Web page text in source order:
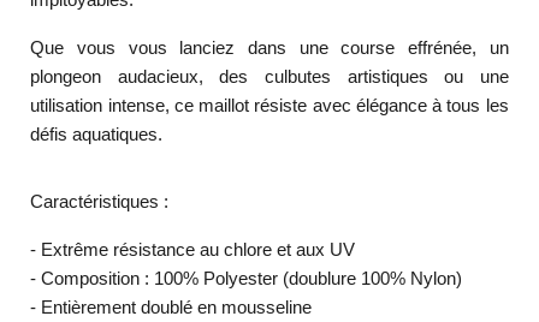
Que vous vous lanciez dans une course effrénée, un
plongeon audacieux, des culbutes artistiques ou une
utilisation intense, ce maillot résiste avec élégance à tous les
défis aquatiques.
Caractéristiques :
- Extrême résistance au chlore et aux UV
- Composition : 100% Polyester (doublure 100% Nylon)
- Entièrement doublé en mousseline